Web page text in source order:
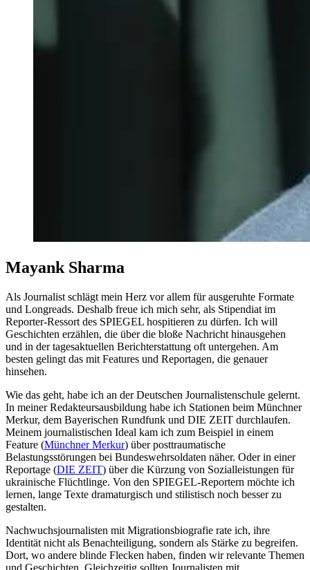
Mayank Sharma
Als Journalist schlägt mein Herz vor allem für ausgeruhte Formate
und Longreads. Deshalb freue ich mich sehr, als Stipendiat im
Reporter-Ressort des SPIEGEL hospitieren zu dürfen. Ich will
Geschichten erzählen, die über die bloße Nachricht hinausgehen
und in der tagesaktuellen Berichterstattung oft untergehen. Am
besten gelingt das mit Features und Reportagen, die genauer
hinsehen.
Wie das geht, habe ich an der Deutschen Journalistenschule gelernt.
In meiner Redakteursausbildung habe ich Stationen beim Münchner
Merkur, dem Bayerischen Rundfunk und DIE ZEIT durchlaufen.
Meinem journalistischen Ideal kam ich zum Beispiel in einem
Feature (Münchner Merkur) über posttraumatische
Belastungsstörungen bei Bundeswehrsoldaten näher. Oder in einer
Reportage (DIE ZEIT) über die Kürzung von Sozialleistungen für
ukrainische Flüchtlinge. Von den SPIEGEL-Reportern möchte ich
lernen, lange Texte dramaturgisch und stilistisch noch besser zu
gestalten.
Nachwuchsjournalisten mit Migrationsbiografie rate ich, ihre
Identität nicht als Benachteiligung, sondern als Stärke zu begreifen.
Dort, wo andere blinde Flecken haben, finden wir relevante Themen